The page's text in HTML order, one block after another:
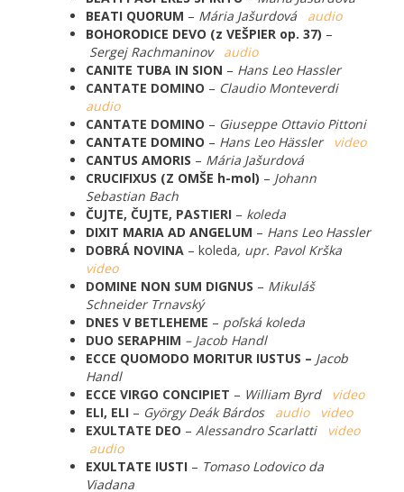
BEATI QUORUM – Mária Jašurdová audio
BOHORODICE DEVO (z VEŠPIER op. 37) –
Sergej Rachmaninov audio
CANITE TUBA IN SION – Hans Leo Hassler
CANTATE DOMINO – Claudio Monteverdi
audio
CANTATE DOMINO – Giuseppe Ottavio Pittoni
CANTATE DOMINO – Hans Leo Hässler
video
CANTUS AMORIS – Mária Jašurdová
CRUCIFIXUS (Z OMŠE h-mol) – Johann
Sebastian Bach
ČUJTE, ČUJTE, PASTIERI – koleda
DIXIT MARIA AD ANGELUM – Hans Leo Hassler
DOBRÁ NOVINA – koleda, upr. Pavol Krška
video
DOMINE NON SUM DIGNUS – Mikuláš
Schneider Trnavský
DNES V BETLEHEME – poľská koleda
DUO SERAPHIM – Jacob Handl
ECCE QUOMODO MORITUR IUSTUS – Jacob
Handl
ECCE VIRGO CONCIPIET – William Byrd
video
ELI, ELI – György Deák Bárdos audio
video
EXULTATE DEO – Alessandro Scarlatti
video
audio
EXULTATE IUSTI – Tomaso Lodovico da
Viadana